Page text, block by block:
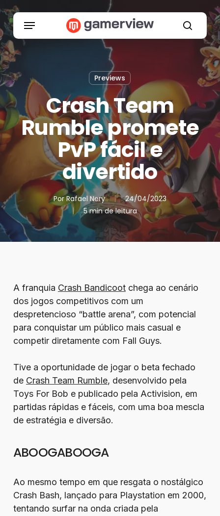
to
main
content
search
Menu
Previews
Crash Team
Rumble promete
PvP fácil e
divertido
Por Rafael Nery
24/04/2023
5 min de leitura
A franquia Crash Bandicootchega ao cenário
dos jogos competitivos com um
despretencioso “battle arena”, com potencial
para conquistar um público mais casual e
competir diretamente com Fall Guys.
Tive a oportunidade de jogar o beta fechado
de Crash Team Rumble, desenvolvido pela
Toys For Bob e publicado pela Activision, em
partidas rápidas e fáceis, com uma boa mescla
de estratégia e diversão.
ABOOGABOOGA
Ao mesmo tempo em que resgata o nostálgico
Crash Bash, lançado para Playstation em 2000,
tentando surfar na onda criada pela